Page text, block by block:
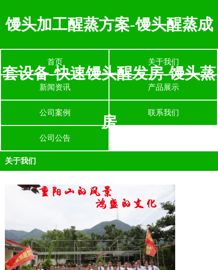
馒头加工醒蒸方案-馒头醒蒸成
套设备-快速馒头醒发房-馒头蒸
房
首页 关于我们
新闻资讯 产品展示
公司案例 联系我们
公司公告
关于我们